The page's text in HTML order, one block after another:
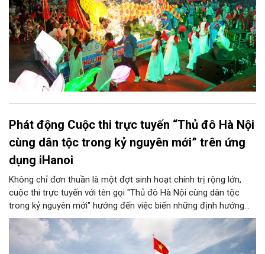
Phát động Cuộc thi trực tuyến “Thủ đô Hà Nội
cùng dân tộc trong kỷ nguyên mới” trên ứng
dụng iHanoi
Không chỉ đơn thuần là một đợt sinh hoạt chính trị rộng lớn,
cuộc thi trực tuyến với tên gọi "Thủ đô Hà Nội cùng dân tộc
trong kỷ nguyên mới" hướng đến việc biến những định hướng
chiến lược trong Nghị quyết số 02-NQ/TW của Bộ Chính trị
thành niềm tin, thành nhận thức chung của mỗi người dân.